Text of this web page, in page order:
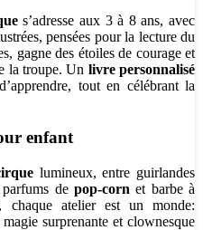
s’adresse aux 3 à 8 ans, avec
pensées pour la lecture du
gagne des étoiles de courage et
la troupe. Un livre personnalisé
tout en célébrant la
enfant
lumineux, entre guirlandes
de pop-corn et barbe à
chaque atelier est un monde:
surprenante et clownesque